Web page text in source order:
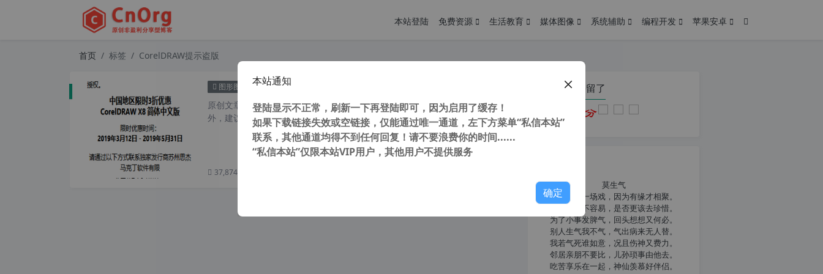
本站登陆 免费资源 生活教育 媒体图像 系统辅助 编程开发 苹果安卓
首页 标签 CorelDRAW提示盗版
图形图像 CorelDRAW 简体中文版提示盗版的解决方法
原创文章，转载请注明： 转载自cnorg.12hp.de 注意：由于网站空间位于国
外，建议避开晚上的访问高峰期...
37,874 次浏览
您在本页停留了
莫生气
人生就像一场戏，因为有缘才相聚。
相扶到老不容易，是否更该去珍惜。
为了小事发脾气，回头想想又何必。
别人生气我不气，气出病来无人替。
我若气死谁如意，况且伤神又费力。
邻居亲朋不要比，儿孙琐事由他去。
吃苦享乐在一起，神仙羡慕好伴侣。
本站通知
登陆显示不正常，刷新一下再登陆即可，因为启用了缓存！
如果下载链接失效或空链接，仅能通过唯一通道，左下方菜单“私信本站”
联系，其他通道均得不到任何回复！请不要浪费你的时间......
“私信本站”仅限本站VIP用户，其他用户不提供服务
确定